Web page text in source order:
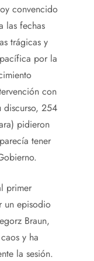
convencido
las fechas
trágicas y
por la
con
discurso, 254
pidieron
tener
primer
un episodio
Braun,
y ha
la sesión.